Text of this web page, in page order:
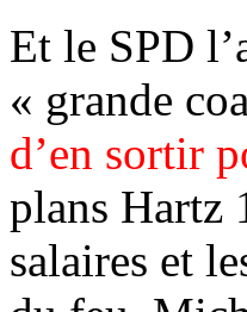
Et le SPD
« grande
d’en sortir
plans Hartz
salaires et